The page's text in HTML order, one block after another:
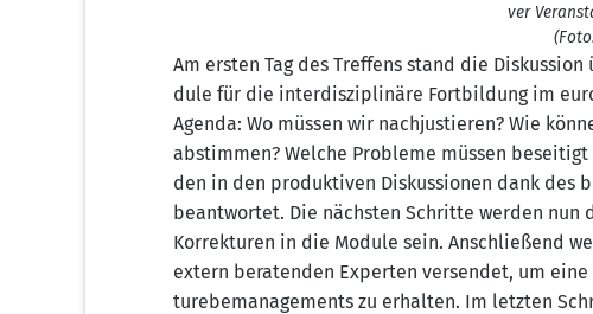
ver
Am ers­ten Tag des Tref­fens stand die
du­le für die inter­dis­zi­pli­nä­re Fort­bil­dung im
Agen­da: Wo müs­sen wir nach­jus­tie­ren? Wie
abstim­men? Wel­che Pro­ble­me müs­sen
den in den pro­duk­ti­ven Dis­kus­sio­nen dank des
beant­wor­tet. Die nächs­ten Schrit­te wer­den nun
Kor­rek­tu­ren in die Modu­le sein. Anschlie­ßend
extern bera­ten­den Exper­ten ver­sen­det, um
tur­ebe­ma­nage­ments zu erhal­ten. Im letz­ten